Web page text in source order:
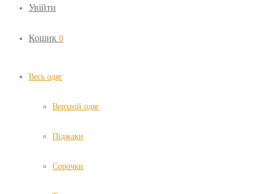
Увійти
Кошик 0
Весь одяг
Верхній одяг
Піджаки
Сорочки